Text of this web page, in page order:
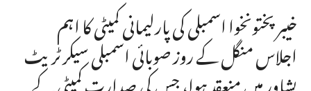
خیبر پختونخوا اسمبلی کی پارلیمانی کمیٹی کا اہم
اجلاس منگل کے روز صوبائی اسمبلی سیکرٹریٹ
پشاور میں منعقد ہوا، جس کی صدارت کمیٹی کے